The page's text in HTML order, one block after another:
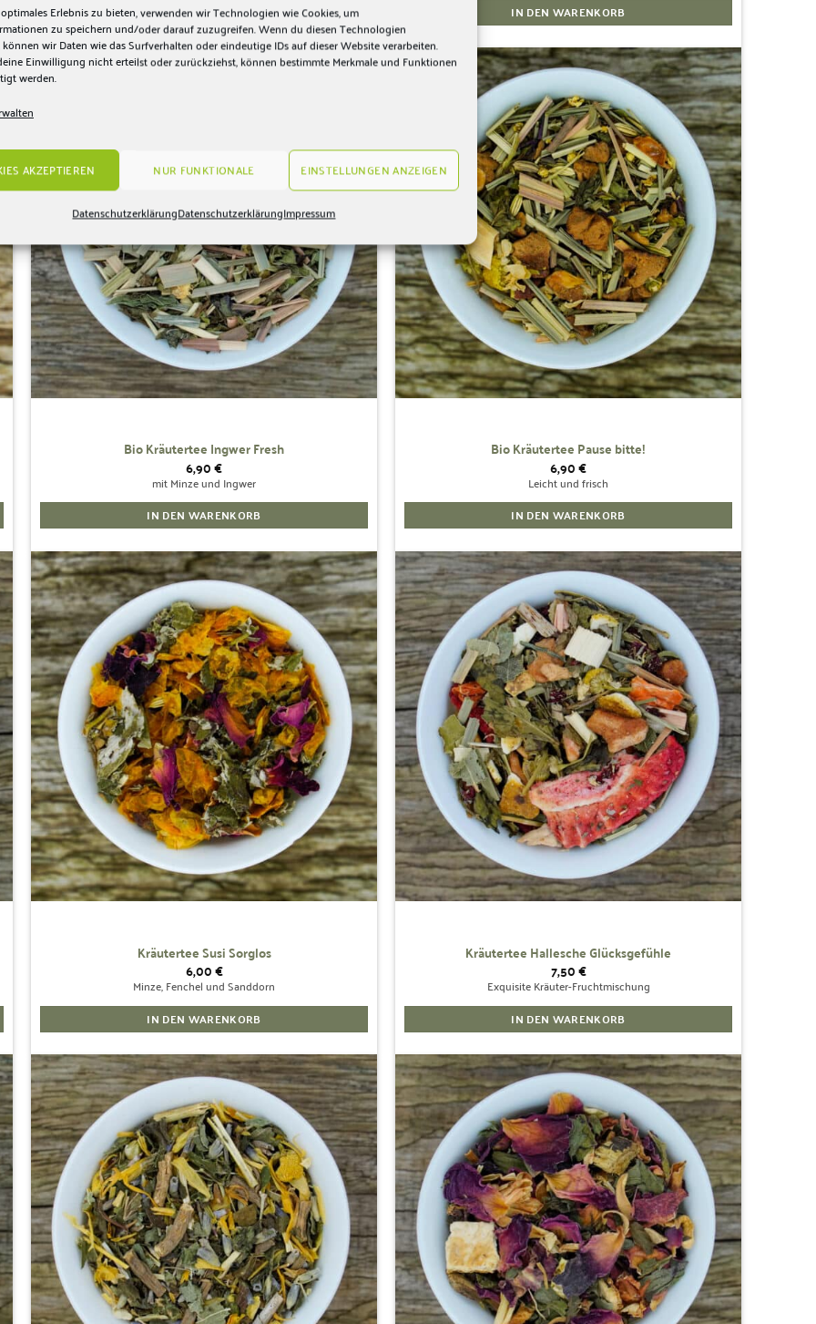
Erlebnis zu bieten, verwenden wir Technologien wie Cookies, um
zu speichern und/oder darauf zuzugreifen. Wenn du diesen Technologien
wir Daten wie das Surfverhalten oder eindeutige IDs auf dieser Website verarbeiten.
Einwilligung nicht erteilst oder zurückziehst, können bestimmte Merkmale und Funktionen
werden.
AKZEPTIEREN NUR FUNKTIONALE EINSTELLUNGEN ANZEIGEN
DatenschutzerklärungDatenschutzerklärungImpressum
IN DEN WARENKORB IN DEN WARENKORB
Bio Kräutertee Ingwer Fresh
6,90€
mit Minze und Ingwer
IN DEN WARENKORB
Zur
Wunschliste
hinzufügen
Bio Kräutertee Pause bitte!
6,90€
Leicht und frisch
IN DEN WARENKORB
Zur
Wunschliste
hinzufügen
Kräutertee Susi Sorglos
6,00€
Minze, Fenchel und Sanddorn
IN DEN WARENKORB
Zur
Wunschliste
hinzufügen
Kräutertee Hallesche Glücksgefühle
7,50€
Exquisite Kräuter-Fruchtmischung
IN DEN WARENKORB
Zur
Wunschliste
hinzufügen
Zur
Wunschliste
hinzufügen